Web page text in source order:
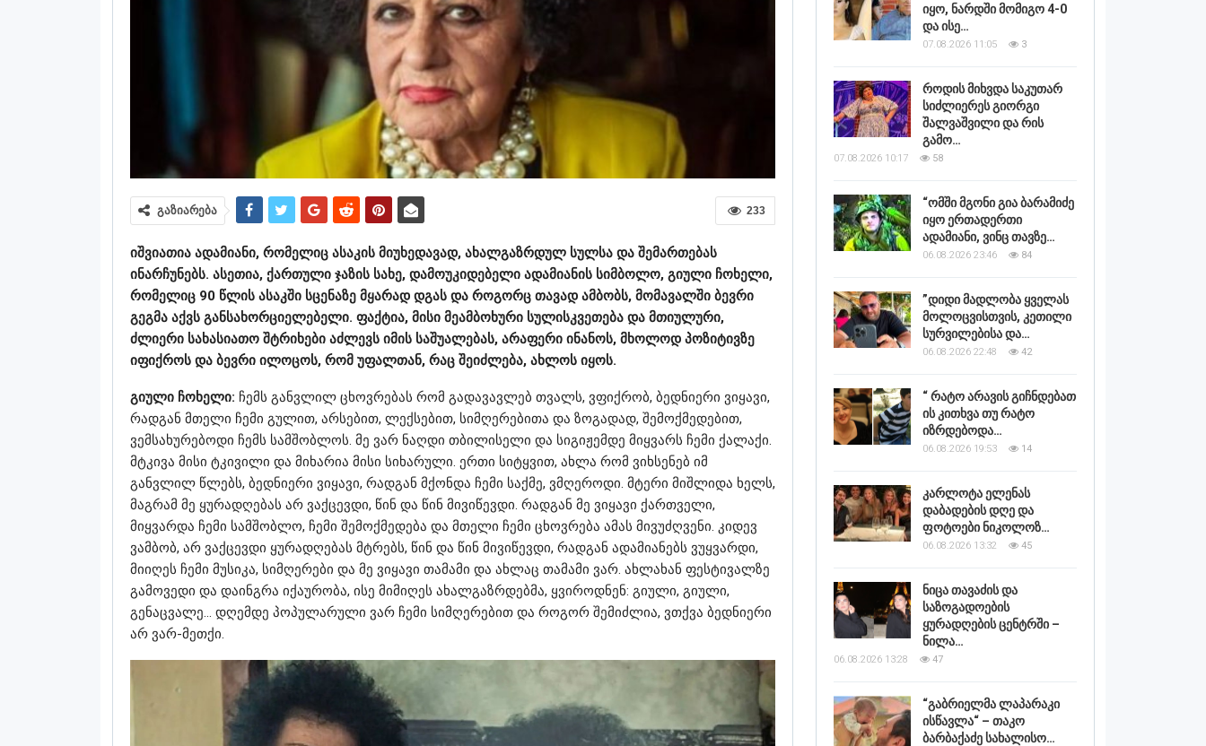
233
გაზიარება
იშვიათია ადამიანი, რომელიც ასაკის მიუხედავად, ახალგაზრდულ სულსა და შემართებას
ინარჩუნებს. ასეთია, ქართული ჯაზის სახე, დამოუკიდებელი ადამიანის სიმბოლო, გიული ჩოხელი,
რომელიც 90 წლის ასაკში სცენაზე მყარად დგას და როგორც თავად ამბობს, მომავალში ბევრი
გეგმა აქვს განსახორციელებელი. ფაქტია, მისი მეამბოხური სულისკვეთება და მთიულური,
ძლიერი სახასიათო შტრიხები აძლევს იმის საშუალებას, არაფერი ინანოს, მხოლოდ პოზიტივზე
იფიქროს და ბევრი ილოცოს, რომ უფალთან, რაც შეიძლება, ახლოს იყოს.
გიული ჩოხელი: ჩემს განვლილ ცხოვრებას რომ გადავავლებ თვალს, ვფიქრობ, ბედნიერი ვიყავი,
რადგან მთელი ჩემი გულით, არსებით, ლექსებით, სიმღერებითა და ზოგადად, შემოქმედებით,
ვემსახურებოდი ჩემს სამშობლოს. მე ვარ ნაღდი თბილისელი და სიგიჟემდე მიყვარს ჩემი ქალაქი.
მტკივა მისი ტკივილი და მიხარია მისი სიხარული. ერთი სიტყვით, ახლა რომ ვიხსენებ იმ
განვლილ წლებს, ბედნიერი ვიყავი, რადგან მქონდა ჩემი საქმე, ვმღეროდი. მტერი მიშლიდა ხელს,
მაგრამ მე ყურადღებას არ ვაქცევდი, წინ და წინ მივიწევდი. რადგან მე ვიყავი ქართველი,
მიყვარდა ჩემი სამშობლო, ჩემი შემოქმედება და მთელი ჩემი ცხოვრება ამას მივუძღვენი. კიდევ
ვამბობ, არ ვაქცევდი ყურადღებას მტრებს, წინ და წინ მივიწევდი, რადგან ადამიანებს ვუყვარდი,
მიიღეს ჩემი მუსიკა, სიმღერები და მე ვიყავი თამამი და ახლაც თამამი ვარ. ახლახან ფესტივალზე
გამოვედი და დაინგრა იქაურობა, ისე მიმიღეს ახალგაზრდებმა, ყვიროდნენ: გიული, გიული,
გენაცვალე… დღემდე პოპულარული ვარ ჩემი სიმღერებით და როგორ შემიძლია, ვთქვა ბედნიერი
არ ვარ-მეთქი.
იყო, ნარდში მომიგო 4-0
და ისე…
07.08.2026 11:05 3
როდის მიხვდა საკუთარ
სიძლიერეს გიორგი
შალვაშვილი და რის
გამო…
07.08.2026 10:17 58
“ომში მგონი გია ბარამიძე
იყო ერთადერთი
ადამიანი, ვინც თავზე…
06.08.2026 23:46 84
”დიდი მადლობა ყველას
მოლოცვისთვის, კეთილი
სურვილებისა და…
06.08.2026 22:48 42
“ რატო არავის გიჩნდებათ
ის კითხვა თუ რატო
იზრდებოდა…
06.08.2026 19:53 14
კარლოტა ელენას
დაბადების დღე და
ფოტოები ნიკოლოზ…
06.08.2026 13:32 45
ნიცა თავაძის და
საზოგადოების
ყურადღების ცენტრში –
ნილა…
06.08.2026 13:28 47
“გაბრიელმა ლაპარაკი
ისწავლა“ – თაკო
ბარბაქაძე სახალისო…